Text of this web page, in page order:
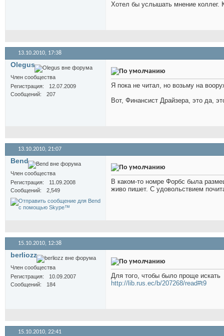
Хотел бы услышать мнение коллег.
13.10.2010, 17:38
Olegus
Член сообщества
Регистрация
12.07.2009
Сообщений
207
Я пока не читал, но возьму на
Вот, Финансист Драйзера, это да,
13.10.2010, 21:07
Bend
Член сообщества
Регистрация
11.09.2008
Сообщений
2,549
В каком-то номре Форбс была
живо пишет. С удовольствием
15.10.2010, 12:38
berliozz
Член сообщества
Регистрация
10.09.2007
Сообщений
184
Для того, чтобы было проще искать
http://lib.rus.ec/b/207268/read#t9
15.10.2010, 22:41